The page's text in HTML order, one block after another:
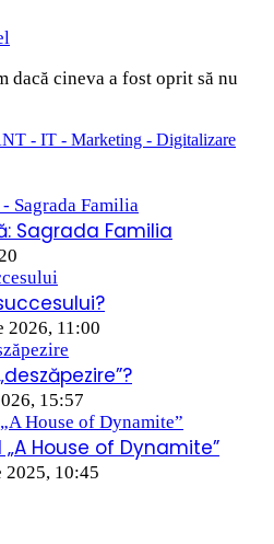
dacă cineva a fost oprit să nu
Sagrada Familia
2026, 11:00
15:57
House of Dynamite”
2025, 10:45